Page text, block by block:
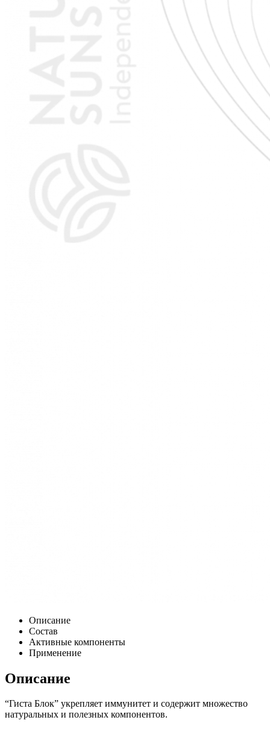
Описание
Состав
Активные компоненты
Применение
Описание
“Гиста Блок” укрепляет иммунитет и содержит множество
натуральных и полезных компонентов.